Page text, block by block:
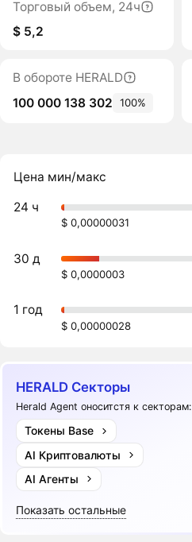
Торговый объем, 24ч
$ 5,2
В обороте HERALD
100 000 138 302
100%
Цена мин/макс
24 ч
$ 0,00000031
30 д
$ 0,0000003
1 год
$ 0,00000028
HERALD Секторы
Herald Agent оноситстя к секторам:
Токены Base
AI Криптовалюты
AI Агенты
Показать остальные